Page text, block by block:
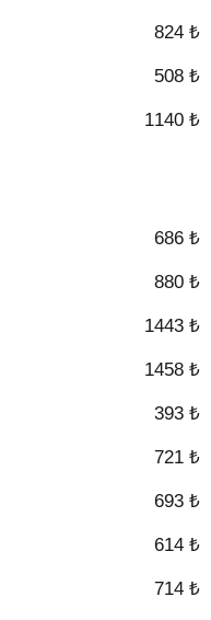
824 ₺
508 ₺
1140 ₺
686 ₺
880 ₺
1443 ₺
1458 ₺
393 ₺
721 ₺
693 ₺
614 ₺
714 ₺